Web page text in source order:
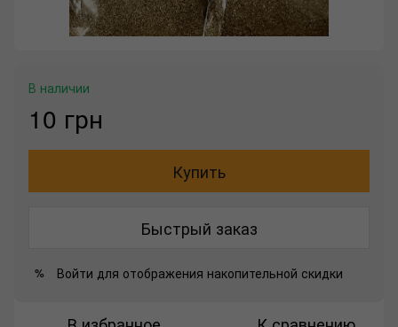
В наличии
10 грн
Купить
Быстрый заказ
% Войти для отображения накопительной скидки